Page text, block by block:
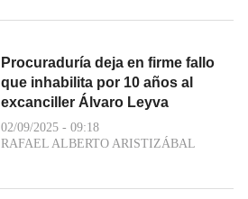
Procuraduría deja en firme fallo
que inhabilita por 10 años al
excanciller Álvaro Leyva
02/09/2025 - 09:18
RAFAEL ALBERTO ARISTIZÁBAL